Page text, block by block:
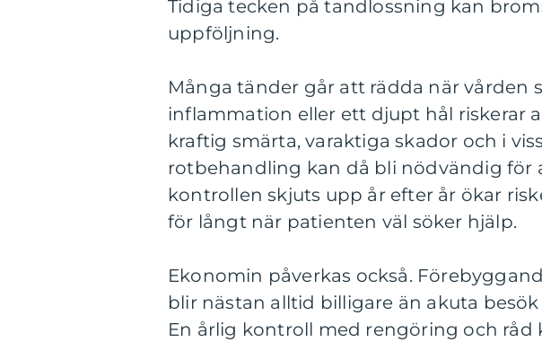
Tidiga tecken på tandlossning kan
uppföljning.
Många tänder går att rädda när vården
inflammation eller ett djupt hål riskerar
kraftig smärta, varaktiga skador och i
rotbehandling kan då bli nödvändig för
kontrollen skjuts upp år efter år ökar
för långt när patienten väl söker hjälp.
Ekonomin påverkas också.
blir nästan alltid billigare än akuta
En årlig kontroll med rengöring och råd